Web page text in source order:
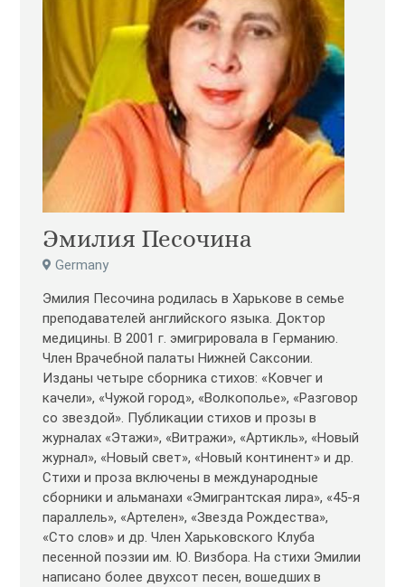
Эмилия Песочина
Germany
Эмилия Песочина родилась в Харькове в семье
преподавателей английского языка. Доктор
медицины. В 2001 г. эмигрировала в Германию.
Член Врачебной палаты Нижней Саксонии.
Изданы четыре сборника стихов: «Ковчег и
качели», «Чужой город», «Волкополье», «Разговор
со звездой». Публикации стихов и прозы в
журналах «Этажи», «Витражи», «Артикль», «Новый
журнал», «Новый свет», «Новый континент» и др.
Стихи и проза включены в международные
сборники и альманахи «Эмигрантская лира», «45-я
параллель», «Артелен», «Звезда Рождества»,
«Сто слов» и др. Член Харьковского Клуба
песенной поэзии им. Ю. Визбора. На стихи Эмилии
написано более двухсот песен, вошедших в